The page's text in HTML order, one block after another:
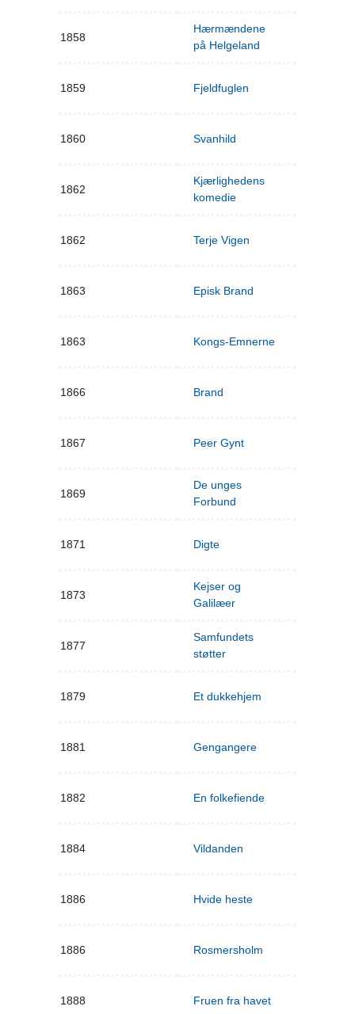
1858
Hærmændene
på Helgeland
1859 Fjeldfuglen
1860 Svanhild
1862
Kjærlighedens
komedie
1862 Terje Vigen
1863 Episk Brand
1863 Kongs-Emnerne
1866 Brand
1867 Peer Gynt
1869
De unges
Forbund
1871 Digte
1873
Kejser og
Galilæer
1877
Samfundets
støtter
1879 Et dukkehjem
1881 Gengangere
1882 En folkefiende
1884 Vildanden
1886 Hvide heste
1886 Rosmersholm
1888 Fruen fra havet